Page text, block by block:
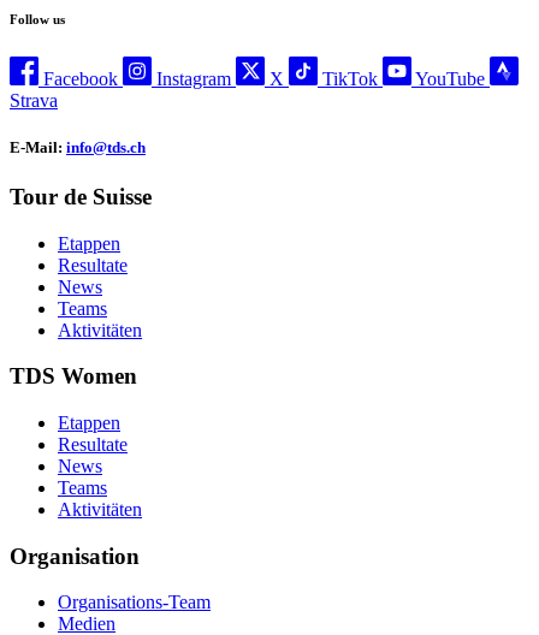
Follow us
Facebook Instagram X TikTok
YouTube
Strava
E-Mail: info@tds.ch
Tour de Suisse
Etappen
Resultate
News
Teams
Aktivitäten
TDS Women
Etappen
Resultate
News
Teams
Aktivitäten
Organisation
Organisations-Team
Medien